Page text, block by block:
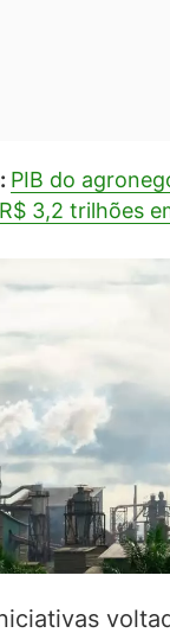
PIB do
3,2 trilhões